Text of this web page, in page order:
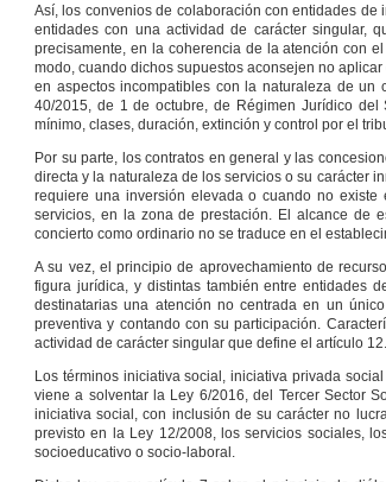
Así, los convenios de colaboración con entidades
entidades con una actividad de carácter singular,
precisamente, en la coherencia de la atención con
modo, cuando dichos supuestos aconsejen no
en aspectos incompatibles con la naturaleza de un
40/2015, de 1 de octubre, de Régimen Jurídico
mínimo, clases, duración, extinción y control por el
Por su parte, los contratos en general y las
directa y la naturaleza de los servicios o su carácter
requiere una inversión elevada o cuando no
servicios, en la zona de prestación. El alcance de
concierto como ordinario no se traduce en el
A su vez, el principio de aprovechamiento de
figura jurídica, y distintas también entre entidades
destinatarias una atención no centrada en un
preventiva y contando con su participación.
actividad de carácter singular que define el artículo
Los términos iniciativa social, iniciativa privada
viene a solventar la Ley 6/2016, del Tercer Sector
iniciativa social, con inclusión de su carácter no
previsto en la Ley 12/2008, los servicios sociales,
socioeducativo o socio-laboral.